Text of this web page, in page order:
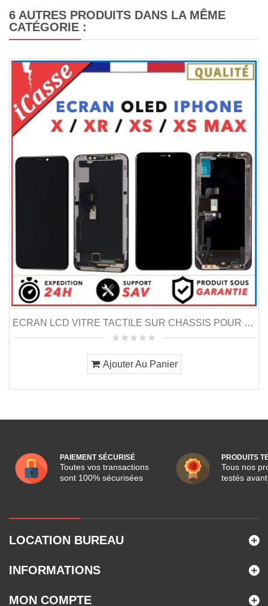
6 AUTRES PRODUITS DANS LA MÊME
CATÉGORIE :
ECRAN LCD VITRE TACTILE SUR CHASSIS POUR IPHONE...
Ajouter Au Panier
PAIEMENT SÉCURISÉ
Toutes vos transactions
sont 100% sécurisées
PRODUITS
Tous nos
testés
LOCATION BUREAU
INFORMATIONS
MON COMPTE